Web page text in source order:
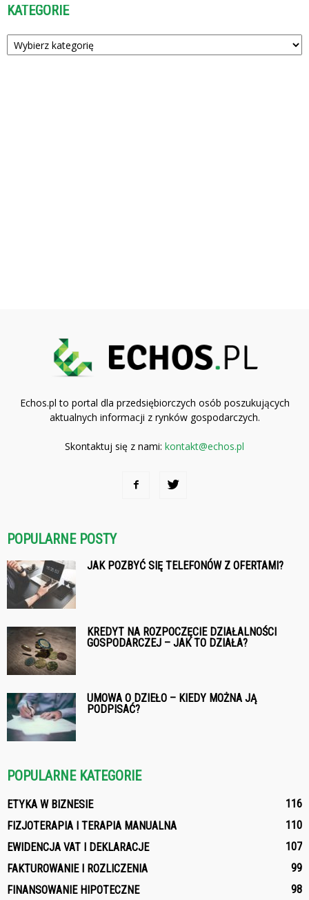
KATEGORIE
Kategorie
Echos.pl to portal dla przedsiębiorczych osób poszukujących
aktualnych informacji z rynków gospodarczych.
Skontaktuj się z nami: kontakt@echos.pl
POPULARNE POSTY
JAK POZBYĆ SIĘ TELEFONÓW Z OFERTAMI?
KREDYT NA ROZPOCZĘCIE DZIAŁALNOŚCI
GOSPODARCZEJ – JAK TO DZIAŁA?
UMOWA O DZIEŁO – KIEDY MOŻNA JĄ
PODPISAĆ?
POPULARNE KATEGORIE
ETYKA W BIZNESIE
116
FIZJOTERAPIA I TERAPIA MANUALNA
110
EWIDENCJA VAT I DEKLARACJE
107
FAKTUROWANIE I ROZLICZENIA
99
FINANSOWANIE HIPOTECZNE
98